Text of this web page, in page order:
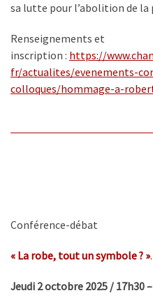
sa lutte pour l’abolition de la
Renseignements et
inscription : https://
fr/actualites/evenements-
colloques/hommage-a-
Conférence-débat
« La robe, tout un symbole ? ».
Jeudi 2 octobre 2025 / 17h30